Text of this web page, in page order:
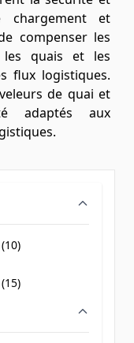
chargement et
compenser les
les quais et les
flux logistiques.
de quai et
adaptés aux
10)
15)